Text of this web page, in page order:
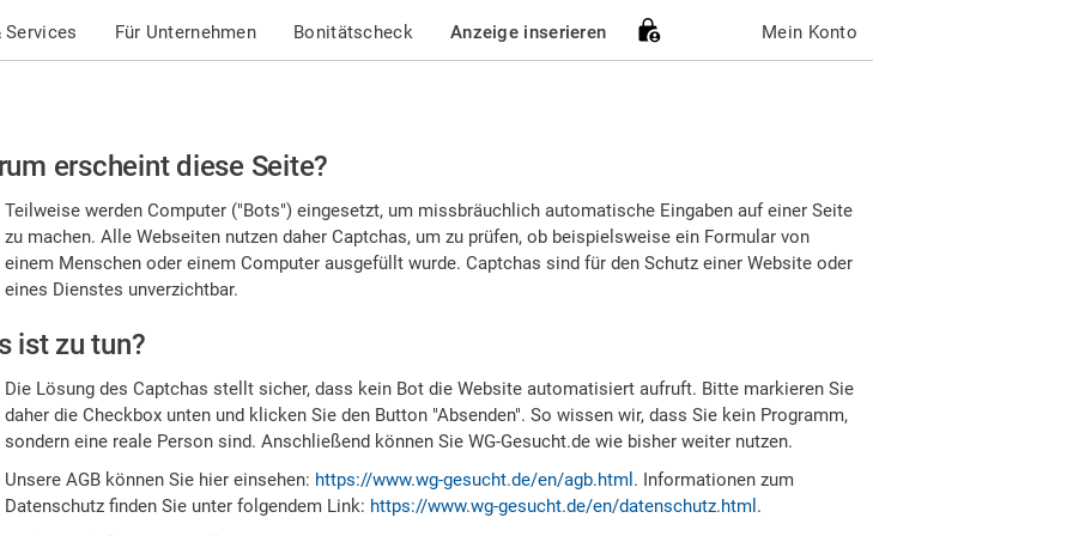
Services Für Unternehmen Bonitätscheck Anzeige inserieren Mein Konto
erscheint diese Seite?
Teilweise werden Computer ("Bots") eingesetzt, um missbräuchlich automatische Eingaben auf einer Seite
zu machen. Alle Webseiten nutzen daher Captchas, um zu prüfen, ob beispielsweise ein Formular von
einem Menschen oder einem Computer ausgefüllt wurde. Captchas sind für den Schutz einer Website oder
eines Dienstes unverzichtbar.
ist zu tun?
Die Lösung des Captchas stellt sicher, dass kein Bot die Website automatisiert aufruft. Bitte markieren Sie
daher die Checkbox unten und klicken Sie den Button "Absenden". So wissen wir, dass Sie kein Programm,
sondern eine reale Person sind. Anschließend können Sie WG-Gesucht.de wie bisher weiter nutzen.
Unsere AGB können Sie hier einsehen: https://www.wg-gesucht.de/en/agb.html . Informationen zum
Datenschutz finden Sie unter folgendem Link: https://www.wg-gesucht.de/en/datenschutz.html .